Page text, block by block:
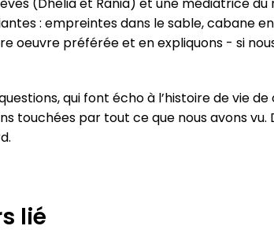
: empreintes dans le sable, cabane
oeuvre préférée et en expliquons - si
qui font écho à l’histoire de vie
touchées par tout ce que nous avons
lié